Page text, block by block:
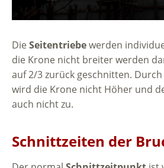
DieSeitentriebewerden
die Krone nicht breiter werden
auf 2/3 zurück geschnitten.
wird die Krone nicht Höher und
auch nicht zu.
Schnittzeiten der